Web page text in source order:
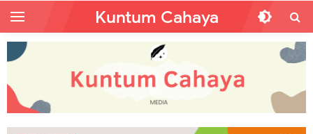
Kuntum Cahaya